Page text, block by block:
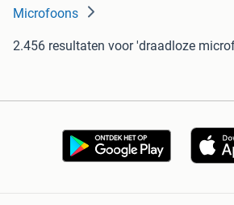
Microfoons
2.456 resultaten voor 'draadloze